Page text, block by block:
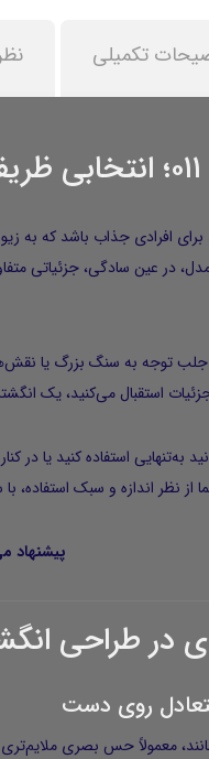
تکمیلی
۰۱۱ می‌تواند برای افرادی جذاب
در عین سادگی، جزئیاتی
جلب توجه به سنگ بزرگ یا
استقبال می‌کنید، یک
۰۱۱ را می‌توانید به‌تنهایی
از نظر اندازه و سبک استفاده،
پیشنهاد
در طراحی
روی دست
معمولاً حس بصری